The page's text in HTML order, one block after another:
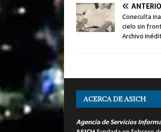
Coneculta
cielo sin
Archivo
ACERCA DE ASICH
Agencia de Servicios